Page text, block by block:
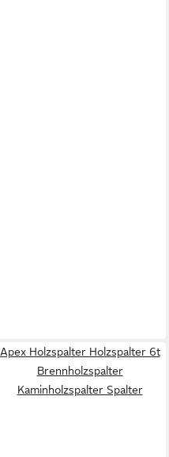
Apex Holzspalter Holzspalter 6t
Brennholzspalter
Kaminholzspalter Spalter